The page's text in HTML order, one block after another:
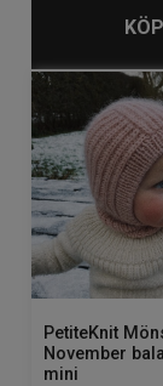
KÖP
PetiteKnit
November
mini